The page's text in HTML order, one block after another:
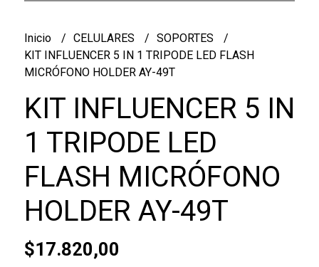
Inicio CELULARES
SOPORTES
KIT INFLUENCER 5 IN 1 TRIPODE LED FLASH
MICRÓFONO HOLDER AY-49T
KIT INFLUENCER 5 IN
1 TRIPODE LED
FLASH MICRÓFONO
HOLDER AY-49T
$17.820,00